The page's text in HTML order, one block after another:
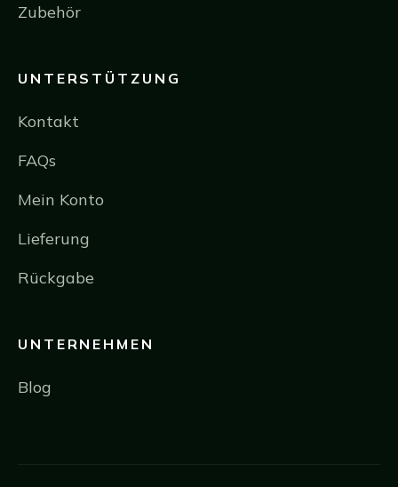
Zubehör
UNTERSTÜTZUNG
Kontakt
FAQs
Mein Konto
Lieferung
Rückgabe
UNTERNEHMEN
Blog